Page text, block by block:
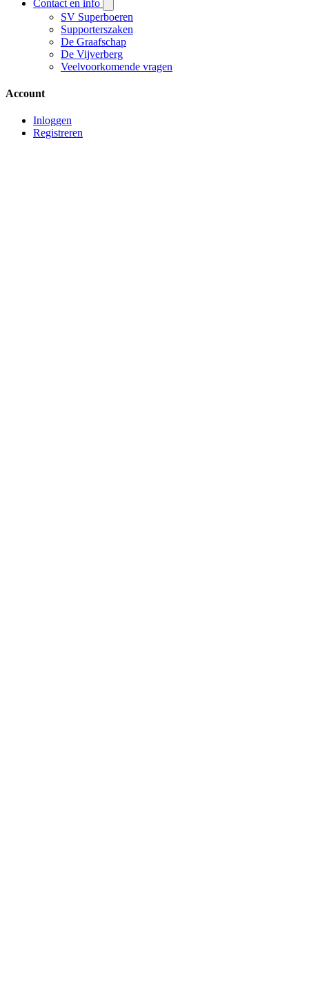
Contact en info
SV Superboeren
Supporterszaken
De Graafschap
De Vijverberg
Veelvoorkomende vragen
Account
Inloggen
Registreren